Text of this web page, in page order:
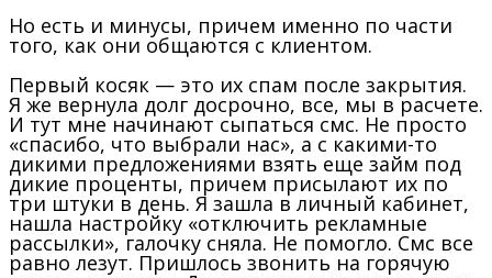
Но есть и минусы, причем именно по части
того, как они общаются с клиентом.
Первый косяк — это их спам после закрытия.
Я же вернула долг досрочно, все, мы в расчете.
И тут мне начинают сыпаться смс. Не просто
«спасибо, что выбрали нас», а с какими-то
дикими предложениями взять еще займ под
дикие проценты, причем присылают их по
три штуки в день. Я зашла в личный кабинет,
нашла настройку «отключить рекламные
рассылки», галочку сняла. Не помогло. Смс все
равно лезут. Пришлось звонить на горячую